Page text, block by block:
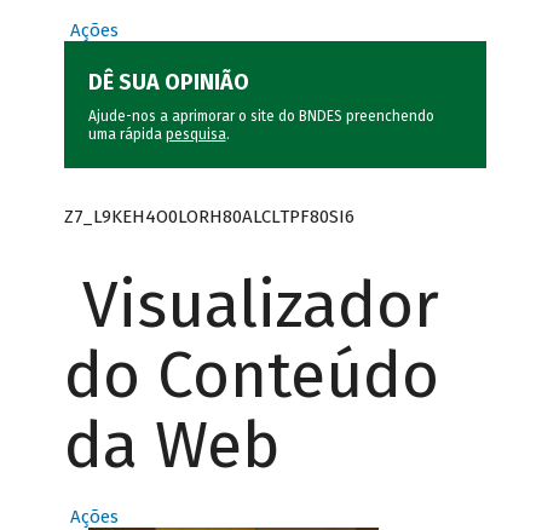
Ações
DÊ SUA OPINIÃO
Ajude-nos a aprimorar o site do BNDES preenchendo
uma rápida pesquisa.
Z7_L9KEH4O0LORH80ALCLTPF80SI6
Visualizador
do Conteúdo
da Web
Ações